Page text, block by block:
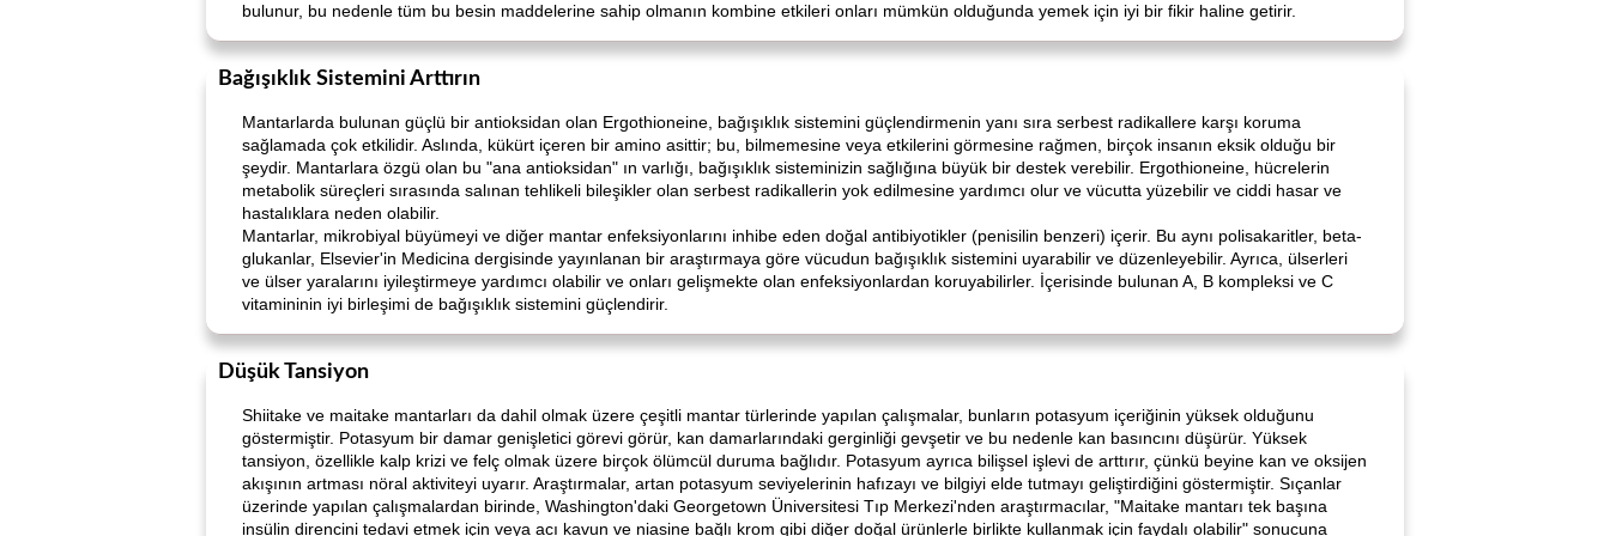
bulunur, bu nedenle tüm bu besin maddelerine sahip olmanın kombine etkileri onları mümkün olduğunda yemek için iyi bir fikir haline getirir.
Bağışıklık Sistemini Arttırın
Mantarlarda bulunan güçlü bir antioksidan olan Ergothioneine, bağışıklık sistemini güçlendirmenin yanı sıra serbest radikallere karşı koruma
sağlamada çok etkilidir. Aslında, kükürt içeren bir amino asittir; bu, bilmemesine veya etkilerini görmesine rağmen, birçok insanın eksik olduğu bir
şeydir. Mantarlara özgü olan bu "ana antioksidan" ın varlığı, bağışıklık sisteminizin sağlığına büyük bir destek verebilir. Ergothioneine, hücrelerin
metabolik süreçleri sırasında salınan tehlikeli bileşikler olan serbest radikallerin yok edilmesine yardımcı olur ve vücutta yüzebilir ve ciddi hasar ve
hastalıklara neden olabilir.
Mantarlar, mikrobiyal büyümeyi ve diğer mantar enfeksiyonlarını inhibe eden doğal antibiyotikler (penisilin benzeri) içerir. Bu aynı polisakaritler, beta-
glukanlar, Elsevier'in Medicina dergisinde yayınlanan bir araştırmaya göre vücudun bağışıklık sistemini uyarabilir ve düzenleyebilir. Ayrıca, ülserleri
ve ülser yaralarını iyileştirmeye yardımcı olabilir ve onları gelişmekte olan enfeksiyonlardan koruyabilirler. İçerisinde bulunan A, B kompleksi ve C
vitamininin iyi birleşimi de bağışıklık sistemini güçlendirir.
Düşük Tansiyon
Shiitake ve maitake mantarları da dahil olmak üzere çeşitli mantar türlerinde yapılan çalışmalar, bunların potasyum içeriğinin yüksek olduğunu
göstermiştir. Potasyum bir damar genişletici görevi görür, kan damarlarındaki gerginliği gevşetir ve bu nedenle kan basıncını düşürür. Yüksek
tansiyon, özellikle kalp krizi ve felç olmak üzere birçok ölümcül duruma bağlıdır. Potasyum ayrıca bilişsel işlevi de arttırır, çünkü beyine kan ve oksijen
akışının artması nöral aktiviteyi uyarır. Araştırmalar, artan potasyum seviyelerinin hafızayı ve bilgiyi elde tutmayı geliştirdiğini göstermiştir. Sıçanlar
üzerinde yapılan çalışmalardan birinde, Washington'daki Georgetown Üniversitesi Tıp Merkezi'nden araştırmacılar, "Maitake mantarı tek başına
insülin direncini tedavi etmek için veya acı kavun ve niasine bağlı krom gibi diğer doğal ürünlerle birlikte kullanmak için faydalı olabilir" sonucuna